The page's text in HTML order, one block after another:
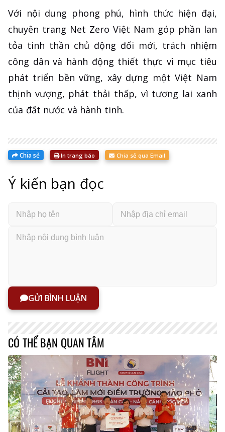
Với nội dung phong phú, hình thức hiện đại,
chuyên trang Net Zero Việt Nam góp phần lan
tỏa tinh thần chủ động đổi mới, trách nhiệm
công dân và hành động thiết thực vì mục tiêu
phát triển bền vững, xây dựng một Việt Nam
thịnh vượng, phát thải thấp, vì tương lai xanh
của đất nước và hành tinh.
Chia sẻ In trang báo Chia sẻ qua Email
Ý kiến bạn đọc
GỬI BÌNH LUẬN
CÓ THỂ BẠN QUAN TÂM